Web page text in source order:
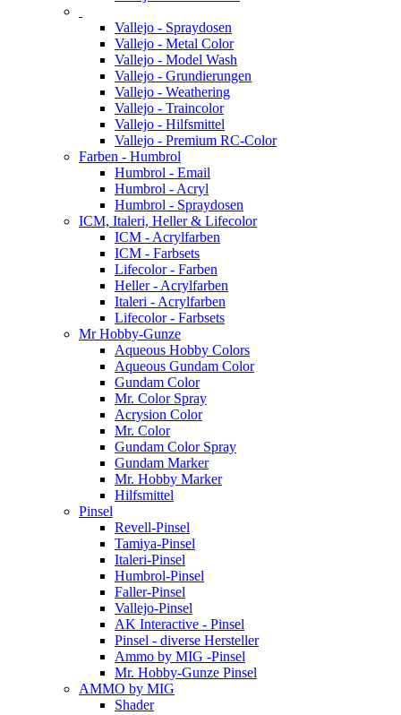
Vallejo - Spraydosen
Vallejo - Metal Color
Vallejo - Model Wash
Vallejo - Grundierungen
Vallejo - Weathering
Vallejo - Traincolor
Vallejo - Hilfsmittel
Vallejo - Premium RC-Color
Farben - Humbrol
Humbrol - Email
Humbrol - Acryl
Humbrol - Spraydosen
ICM, Italeri, Heller & Lifecolor
ICM - Acrylfarben
ICM - Farbsets
Lifecolor - Farben
Heller - Acrylfarben
Italeri - Acrylfarben
Lifecolor - Farbsets
Mr Hobby-Gunze
Aqueous Hobby Colors
Aqueous Gundam Color
Gundam Color
Mr. Color Spray
Acrysion Color
Mr. Color
Gundam Color Spray
Gundam Marker
Mr. Hobby Marker
Hilfsmittel
Pinsel
Revell-Pinsel
Tamiya-Pinsel
Italeri-Pinsel
Humbrol-Pinsel
Faller-Pinsel
Vallejo-Pinsel
AK Interactive - Pinsel
Pinsel - diverse Hersteller
Ammo by MIG -Pinsel
Mr. Hobby-Gunze Pinsel
AMMO by MIG
Shader